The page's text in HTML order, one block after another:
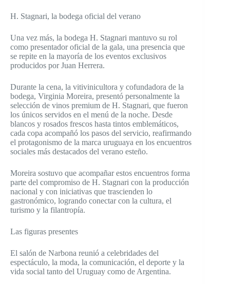
H. Stagnari, la bodega oficial del verano
Una vez más, la bodega H. Stagnari mantuvo su rol
como presentador oficial de la gala, una presencia que
se repite en la mayoría de los eventos exclusivos
producidos por Juan Herrera.
Durante la cena, la vitivinicultora y cofundadora de la
bodega, Virginia Moreira, presentó personalmente la
selección de vinos premium de H. Stagnari, que fueron
los únicos servidos en el menú de la noche. Desde
blancos y rosados frescos hasta tintos emblemáticos,
cada copa acompañó los pasos del servicio, reafirmando
el protagonismo de la marca uruguaya en los encuentros
sociales más destacados del verano esteño.
Moreira sostuvo que acompañar estos encuentros forma
parte del compromiso de H. Stagnari con la producción
nacional y con iniciativas que trascienden lo
gastronómico, logrando conectar con la cultura, el
turismo y la filantropía.
Las figuras presentes
El salón de Narbona reunió a celebridades del
espectáculo, la moda, la comunicación, el deporte y la
vida social tanto del Uruguay como de Argentina.